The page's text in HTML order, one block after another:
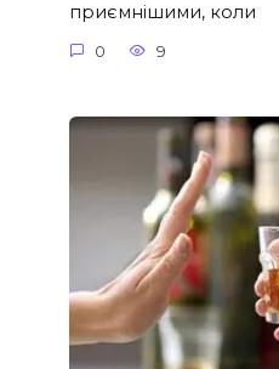
приємнішими, коли
0 9